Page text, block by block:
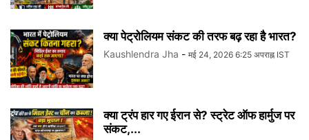
क्या पेट्रोलियम संकट की तरफ बढ़ रहा है भारत?
Kaushlendra Jha - मई 24, 2026 6:25 अपराह्न IST
क्या ट्रंप हार गए ईरान से? स्ट्रेट ऑफ हार्मुज पर
संकट,...